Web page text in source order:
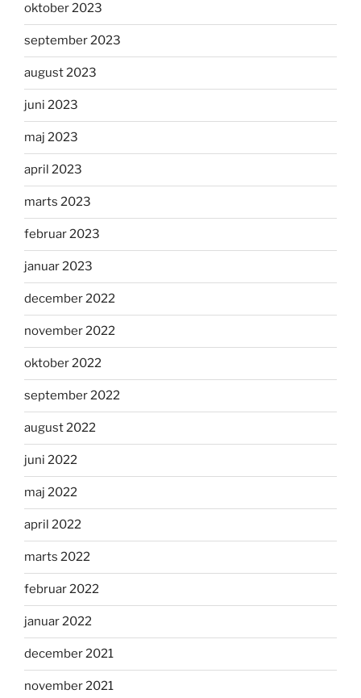
oktober 2023
september 2023
august 2023
juni 2023
maj 2023
april 2023
marts 2023
februar 2023
januar 2023
december 2022
november 2022
oktober 2022
september 2022
august 2022
juni 2022
maj 2022
april 2022
marts 2022
februar 2022
januar 2022
december 2021
november 2021